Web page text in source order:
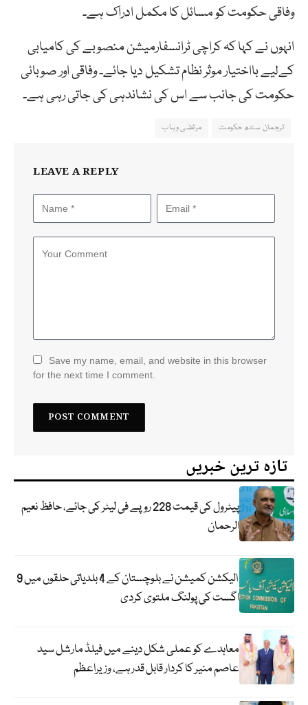
وفاقی حکومت کو مسائل کا مکمل ادراک ہے۔
انہوں نے کہا کہ کراچی ٹرانسفارمیشن منصوبے کی کامیابی
کےلیے بااختیار موثر نظام تشکیل دیا جائے۔ وفاقی اور صوبائی
حکومت کی جانب سے اس کی نشاندہی کی جاتی رہی ہے۔
ترجمان سندھ حکومت مرتضیٰ وہاب
LEAVE A REPLY
Save my name, email, and website in this browser
for the next time I comment.
تازہ ترین خبریں
پیٹرول کی قیمت 228 روپے فی لیٹر کی جائے، حافظ نعیم
الرحمان
الیکشن کمیشن نے بلوچستان کے 4 بلدیاتی حلقوں میں 9
اگست کی پولنگ ملتوی کردی
معاہدے کو عملی شکل دینے میں فیلڈ مارشل سید
عاصم منیر کا کردار قابل قدر ہے، وزیراعظم